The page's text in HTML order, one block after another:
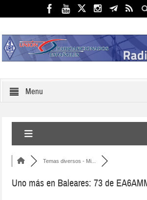
Menu
Temas diversos - Mi...
Uno más en Baleares: 73 de